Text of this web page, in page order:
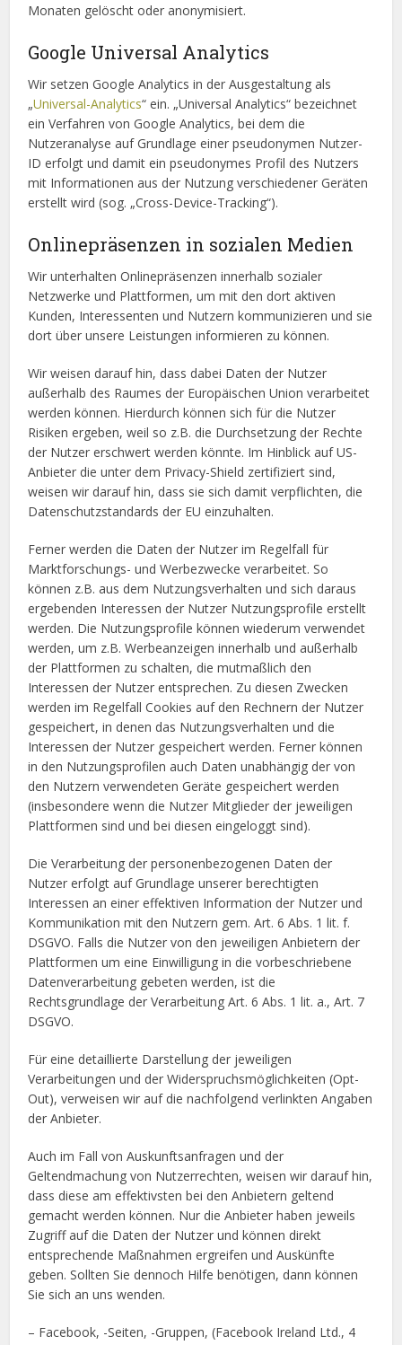
Monaten gelöscht oder anonymisiert.
Google Universal Analytics
Wir setzen Google Analytics in der Ausgestaltung als
„Universal-Analytics“ ein. „Universal Analytics“ bezeichnet
ein Verfahren von Google Analytics, bei dem die
Nutzeranalyse auf Grundlage einer pseudonymen Nutzer-
ID erfolgt und damit ein pseudonymes Profil des Nutzers
mit Informationen aus der Nutzung verschiedener Geräten
erstellt wird (sog. „Cross-Device-Tracking“).
Onlinepräsenzen in sozialen Medien
Wir unterhalten Onlinepräsenzen innerhalb sozialer
Netzwerke und Plattformen, um mit den dort aktiven
Kunden, Interessenten und Nutzern kommunizieren und sie
dort über unsere Leistungen informieren zu können.
Wir weisen darauf hin, dass dabei Daten der Nutzer
außerhalb des Raumes der Europäischen Union verarbeitet
werden können. Hierdurch können sich für die Nutzer
Risiken ergeben, weil so z.B. die Durchsetzung der Rechte
der Nutzer erschwert werden könnte. Im Hinblick auf US-
Anbieter die unter dem Privacy-Shield zertifiziert sind,
weisen wir darauf hin, dass sie sich damit verpflichten, die
Datenschutzstandards der EU einzuhalten.
Ferner werden die Daten der Nutzer im Regelfall für
Marktforschungs- und Werbezwecke verarbeitet. So
können z.B. aus dem Nutzungsverhalten und sich daraus
ergebenden Interessen der Nutzer Nutzungsprofile erstellt
werden. Die Nutzungsprofile können wiederum verwendet
werden, um z.B. Werbeanzeigen innerhalb und außerhalb
der Plattformen zu schalten, die mutmaßlich den
Interessen der Nutzer entsprechen. Zu diesen Zwecken
werden im Regelfall Cookies auf den Rechnern der Nutzer
gespeichert, in denen das Nutzungsverhalten und die
Interessen der Nutzer gespeichert werden. Ferner können
in den Nutzungsprofilen auch Daten unabhängig der von
den Nutzern verwendeten Geräte gespeichert werden
(insbesondere wenn die Nutzer Mitglieder der jeweiligen
Plattformen sind und bei diesen eingeloggt sind).
Die Verarbeitung der personenbezogenen Daten der
Nutzer erfolgt auf Grundlage unserer berechtigten
Interessen an einer effektiven Information der Nutzer und
Kommunikation mit den Nutzern gem. Art. 6 Abs. 1 lit. f.
DSGVO. Falls die Nutzer von den jeweiligen Anbietern der
Plattformen um eine Einwilligung in die vorbeschriebene
Datenverarbeitung gebeten werden, ist die
Rechtsgrundlage der Verarbeitung Art. 6 Abs. 1 lit. a., Art. 7
DSGVO.
Für eine detaillierte Darstellung der jeweiligen
Verarbeitungen und der Widerspruchsmöglichkeiten (Opt-
Out), verweisen wir auf die nachfolgend verlinkten Angaben
der Anbieter.
Auch im Fall von Auskunftsanfragen und der
Geltendmachung von Nutzerrechten, weisen wir darauf hin,
dass diese am effektivsten bei den Anbietern geltend
gemacht werden können. Nur die Anbieter haben jeweils
Zugriff auf die Daten der Nutzer und können direkt
entsprechende Maßnahmen ergreifen und Auskünfte
geben. Sollten Sie dennoch Hilfe benötigen, dann können
Sie sich an uns wenden.
– Facebook, -Seiten, -Gruppen, (Facebook Ireland Ltd., 4